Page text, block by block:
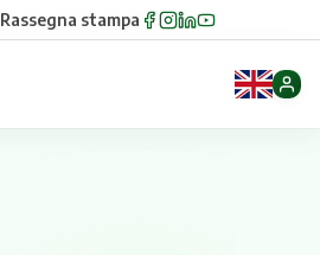
Rassegna stampa